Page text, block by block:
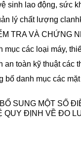
sinh lao động, sức
lý chất lượng
TRA VÀ CHỨNG
các loại máy,
toàn kỹ thuật các
danh mục các
SUNG MỘT SỐ
QUY ĐỊNH VỀ ĐO